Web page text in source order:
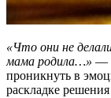
«Что они не
мама родила…» —
проникнуть в
раскладке